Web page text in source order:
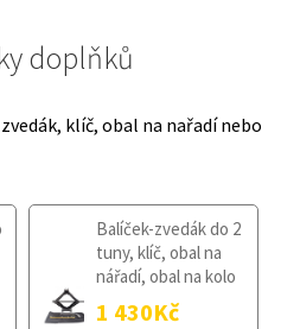
doplňků
klíč, obal na nařadí nebo
Balíček-zvedák do 2
tuny, klíč, obal na
nářadí, obal na kolo
1 430Kč